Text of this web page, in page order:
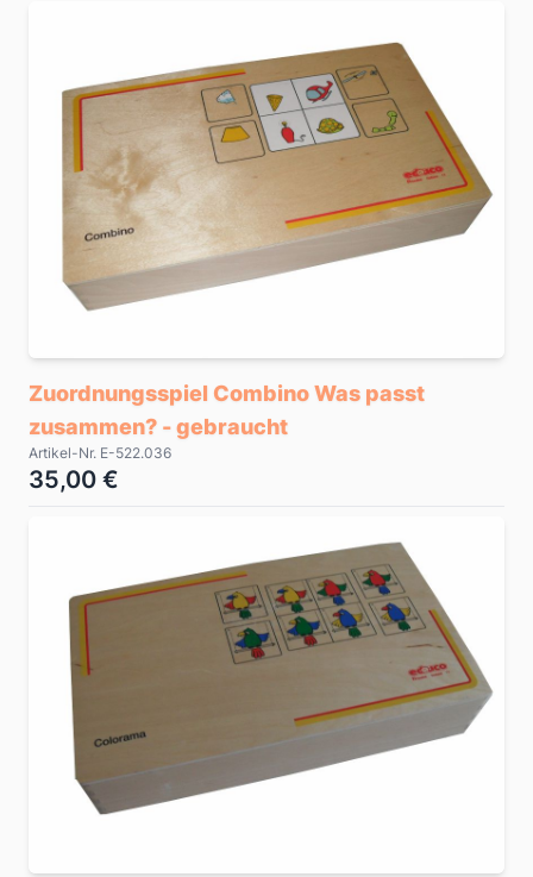
Zuordnungsspiel Combino Was passt
zusammen? - gebraucht
Artikel-Nr. E-522.036
35,00 €